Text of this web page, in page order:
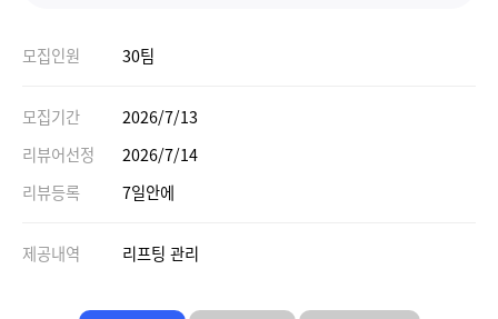
모집인원 30팀
모집기간
2026/7/13
리뷰어선정
2026/7/14
리뷰등록
7일안에
제공내역 리프팅 관리